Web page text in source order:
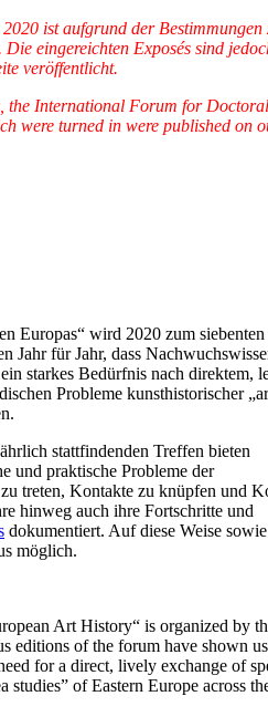
ist aufgrund der Bestimmungen
eingereichten Exposés sind
veröffentlicht.
the International Forum for
were turned in were published on
Europas“ wird 2020 zum
Jahr für Jahr, dass
starkes Bedürfnis nach direktem,
Probleme kunsthistorischer
stattfindenden Treffen bieten
und praktische Probleme der
treten, Kontakte zu knüpfen und
hinweg auch ihre Fortschritte und
dokumentiert. Auf diese Weise
möglich.
Art History“ is organized by
editions of the forum have shown
for a direct, lively exchange of
studies” of Eastern Europe across